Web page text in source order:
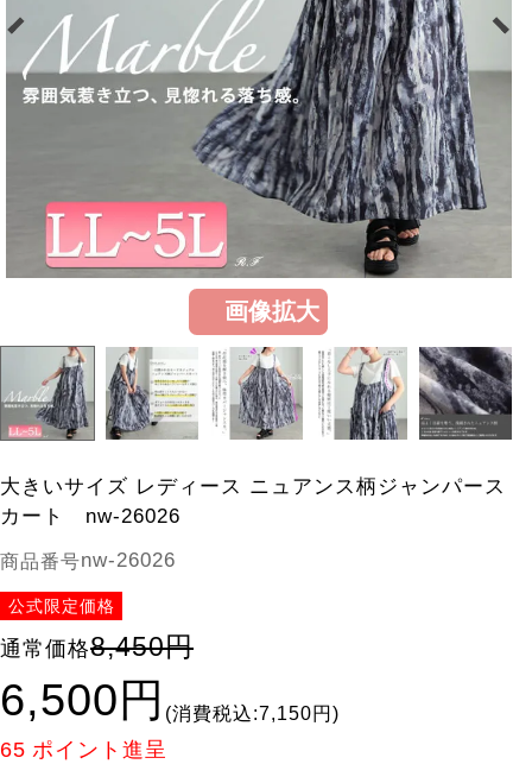
大きいサイズ レディース ニュアンス柄ジャンパース
カート nw-26026
商品番号nw-26026
公式限定価格
通常価格8,450円
6,500円 (消費税込:7,150円)
65 ポイント進呈
画像拡大